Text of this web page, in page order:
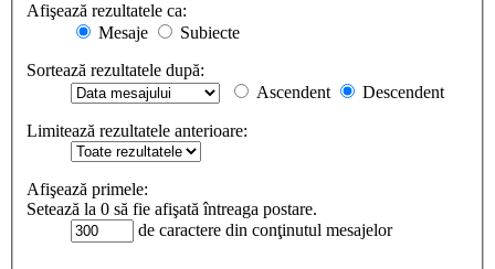
Afişează rezultatele ca:
Mesaje
Subiecte
Sortează rezultatele după:
Ascendent
Descendent
Limitează rezultatele anterioare:
Afişează primele:
Setează la 0 să fie afişată întreaga postare.
de caractere din conţinutul mesajelor